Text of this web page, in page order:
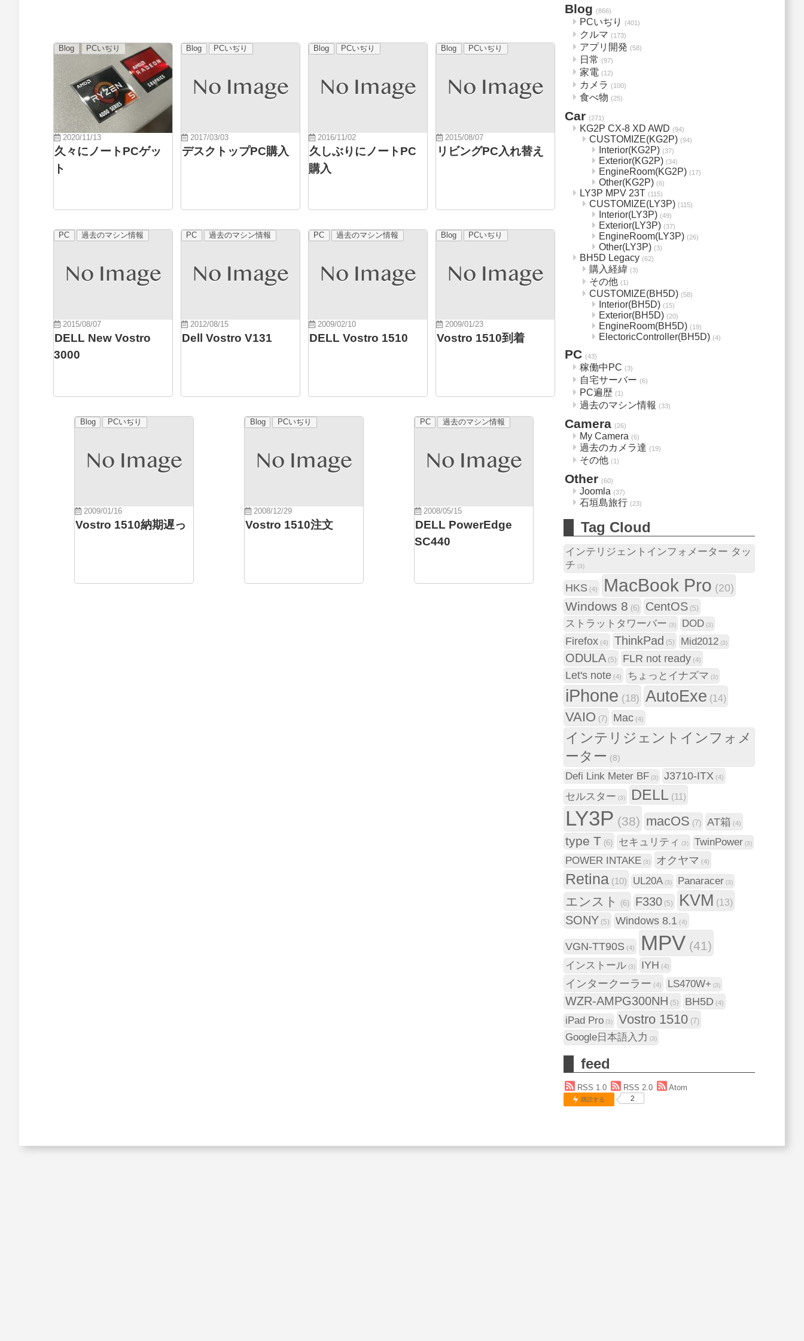
Blog PCいぢり
2020/11/13
久々にノートPCゲッ
ト
Blog PCいぢり
2017/03/03
デスクトップPC購入
Blog PCいぢり
2016/11/02
久しぶりにノートPC
購入
Blog PCいぢり
2015/08/07
リビングPC入れ替え
PC 過去のマシン情報
2015/08/07
DELL New Vostro
3000
PC 過去のマシン情報
2012/08/15
Dell Vostro V131
PC 過去のマシン情報
2009/02/10
DELL Vostro 1510
Blog PCいぢり
2009/01/23
Vostro 1510到着
Blog PCいぢり
2009/01/16
Vostro 1510納期遅っ
Blog PCいぢり
2008/12/29
Vostro 1510注文
PC 過去のマシン情報
2008/05/15
DELL PowerEdge
SC440
Blog (866)
PCいぢり (401)
クルマ (173)
アプリ開発 (58)
日常 (97)
家電 (12)
カメラ (100)
食べ物 (25)
Car (271)
KG2P CX-8 XD AWD (94)
CUSTOMIZE(KG2P) (94)
Interior(KG2P) (37)
Exterior(KG2P) (34)
EngineRoom(KG2P) (17)
Other(KG2P) (6)
LY3P MPV 23T (115)
CUSTOMIZE(LY3P) (115)
Interior(LY3P) (49)
Exterior(LY3P) (37)
EngineRoom(LY3P) (26)
Other(LY3P) (3)
BH5D Legacy (62)
購入経緯 (3)
その他 (1)
CUSTOMIZE(BH5D) (58)
Interior(BH5D) (15)
Exterior(BH5D) (20)
EngineRoom(BH5D) (19)
ElectoricController(BH5D) (4)
PC (43)
稼働中PC (3)
自宅サーバー (6)
PC遍歴 (1)
過去のマシン情報 (33)
Camera (26)
My Camera (6)
過去のカメラ達 (19)
その他 (1)
Other (60)
Joomla (37)
石垣島旅行 (23)
Tag Cloud
インテリジェントインフォメーター タッ
チ (3)
HKS (4) MacBook Pro (20)
Windows 8 (6) CentOS (5)
ストラットタワーバー (3) DOD (3)
Firefox (4) ThinkPad (5) Mid2012 (3)
ODULA (5) FLR not ready (4)
Let's note (4) ちょっとイナズマ (3)
iPhone (18) AutoExe (14)
VAIO (7) Mac (4)
インテリジェントインフォメ
ーター (8)
Defi Link Meter BF (3) J3710-ITX (4)
セルスター (3) DELL (11)
LY3P (38) macOS (7) AT箱 (4)
type T (6) セキュリティ (3) TwinPower (3)
POWER INTAKE (3) オクヤマ (4)
Retina (10) UL20A (3) Panaracer (3)
エンスト (6) F330 (5) KVM (13)
SONY (5) Windows 8.1 (4)
VGN-TT90S (4) MPV (41)
インストール (3) IYH (4)
インタークーラー (4) LS470W+ (3)
WZR-AMPG300NH (5) BH5D (4)
iPad Pro (3) Vostro 1510 (7)
Google日本語入力 (3)
feed
RSS 1.0 RSS 2.0 Atom
購読する 2